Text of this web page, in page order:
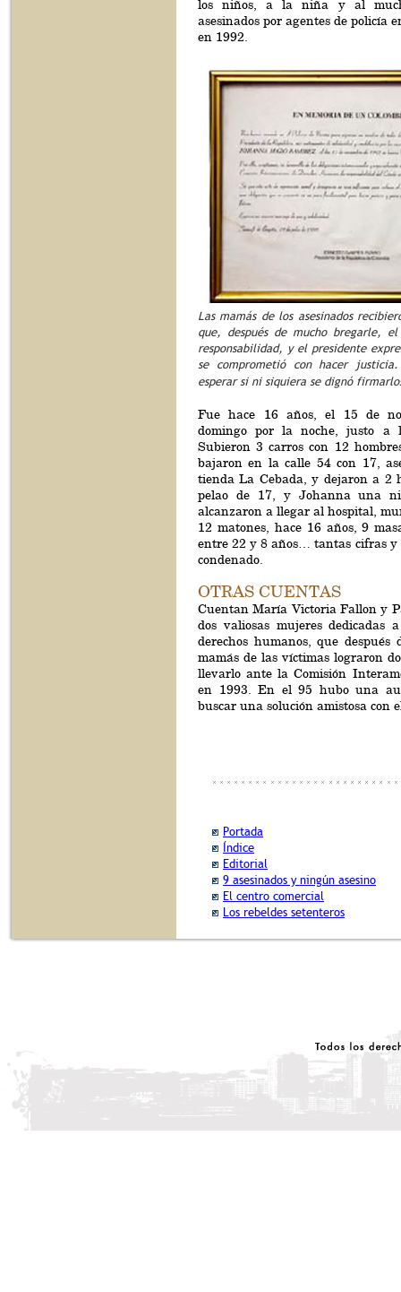
los niños, a la niña y al
asesinados por agentes de policía
en 1992.
Las mamás de los asesinados
que, después de mucho bregarle, el
responsabilidad, y el presidente
se comprometió con hacer
esperar si ni siquiera se dignó
Fue hace 16 años, el 15 de
domingo por la noche, justo a
Subieron 3 carros con 12
bajaron en la calle 54 con 17,
tienda La Cebada, y dejaron a 2
pelao de 17, y Johanna una
alcanzaron a llegar al hospital,
12 matones, hace 16 años, 9
entre 22 y 8 años… tantas cifras y
condenado.
OTRAS CUENTAS
Cuentan María Victoria Fallon y
dos valiosas mujeres dedicadas
derechos humanos, que
mamás de las víctimas lograron
llevarlo ante la Comisión
en 1993. En el 95 hubo una
buscar una solución amistosa con
Portada
Índice
Editorial
9 asesinados y ningún asesino
El centro comercial
Los rebeldes setenteros